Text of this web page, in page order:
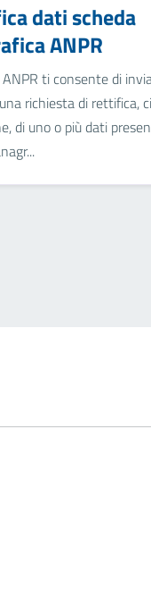
dati scheda
ANPR
ti consente di
richiesta di rettifica,
di uno o più dati